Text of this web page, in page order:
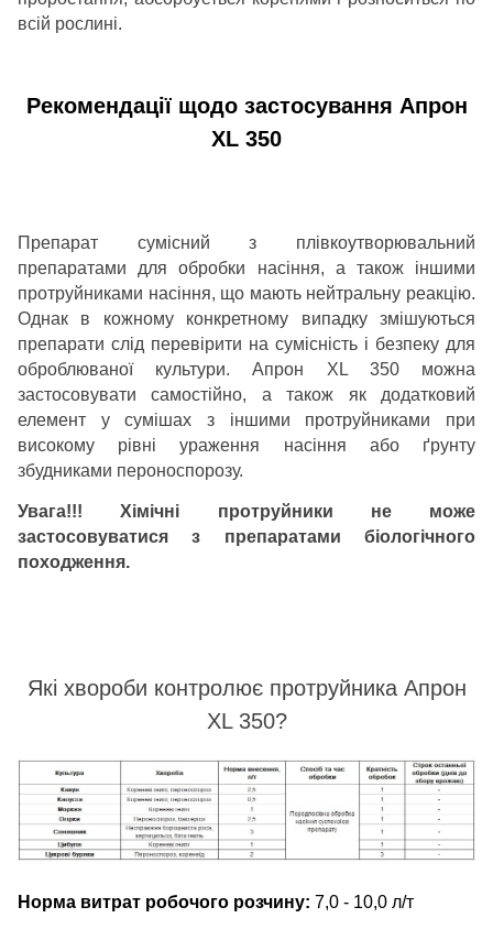
всій рослині.
Рекомендації щодо застосування Апрон
XL 350
Препарат сумісний з плівкоутворювальний
препаратами для обробки насіння, а також іншими
протруйниками насіння, що мають нейтральну реакцію.
Однак в кожному конкретному випадку змішуються
препарати слід перевірити на сумісність і безпеку для
оброблюваної культури. Апрон XL 350 можна
застосовувати самостійно, а також як додатковий
елемент у сумішах з іншими протруйниками при
високому рівні ураження насіння або ґрунту
збудниками пероноспорозу.
Увага!!! Хімічні протруйники не може
застосовуватися з препаратами біологічного
походження.
Які хвороби контролює протруйника Апрон
XL 350?
Норма витрат робочого розчину: 7,0 - 10,0 л/т